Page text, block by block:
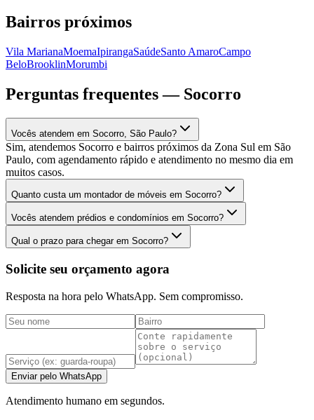
Bairros próximos
Vila MarianaMoemaIpirangaSaúdeSanto AmaroCampo
BeloBrooklinMorumbi
Perguntas frequentes — Socorro
Vocês atendem em Socorro, São Paulo?
Sim, atendemos Socorro e bairros próximos da Zona Sul em São
Paulo, com agendamento rápido e atendimento no mesmo dia em
muitos casos.
Quanto custa um montador de móveis em Socorro?
Vocês atendem prédios e condomínios em Socorro?
Qual o prazo para chegar em Socorro?
Solicite seu orçamento agora
Resposta na hora pelo WhatsApp. Sem compromisso.
Enviar pelo WhatsApp
Atendimento humano em segundos.